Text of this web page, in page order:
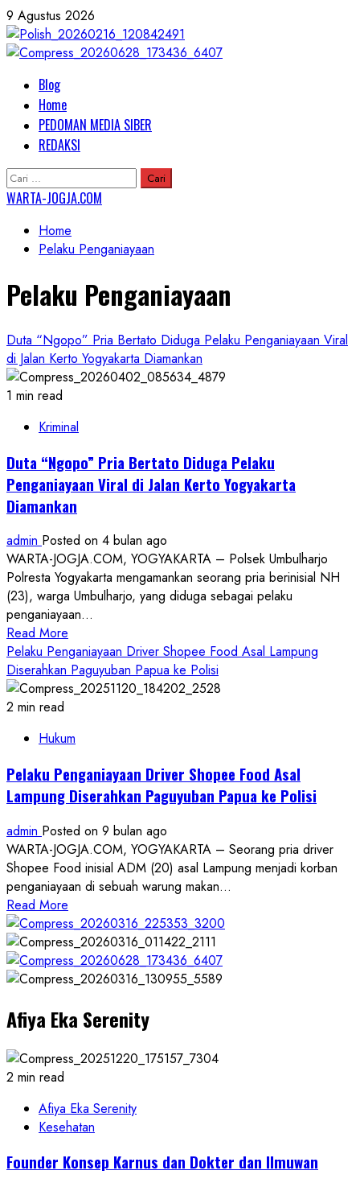
Skip
to
content
9 Agustus 2026
Primary
Menu
Blog
Home
PEDOMAN MEDIA SIBER
REDAKSI
Cari
untuk:
WARTA-JOGJA.COM
Home
Pelaku Penganiayaan
Pelaku Penganiayaan
Duta “Ngopo” Pria Bertato Diduga Pelaku Penganiayaan Viral
di Jalan Kerto Yogyakarta Diamankan
1 min read
Kriminal
Duta “Ngopo” Pria Bertato Diduga Pelaku
Penganiayaan Viral di Jalan Kerto Yogyakarta
Diamankan
admin Posted on 4 bulan ago
WARTA-JOGJA.COM, YOGYAKARTA – Polsek Umbulharjo
Polresta Yogyakarta mengamankan seorang pria berinisial NH
(23), warga Umbulharjo, yang diduga sebagai pelaku
penganiayaan...
Read More
more
about
Duta
Bertato
Pelaku
Penganiayaan
di
Jalan
Kerto
Yogyakarta
Diamankan
Pelaku Penganiayaan Driver Shopee Food Asal Lampung
Diserahkan Paguyuban Papua ke Polisi
2 min read
Hukum
Pelaku Penganiayaan Driver Shopee Food Asal
Lampung Diserahkan Paguyuban Papua ke Polisi
admin Posted on 9 bulan ago
WARTA-JOGJA.COM, YOGYAKARTA – Seorang pria driver
Shopee Food inisial ADM (20) asal Lampung menjadi korban
penganiayaan di sebuah warung makan...
Read More
more
about
Pelaku
Penganiayaan
Shopee
Food
Asal
Lampung
Paguyuban
Papua
Polisi
Afiya Eka Serenity
2 min read
Afiya Eka Serenity
Kesehatan
Founder Konsep Karnus dan Dokter dan Ilmuwan